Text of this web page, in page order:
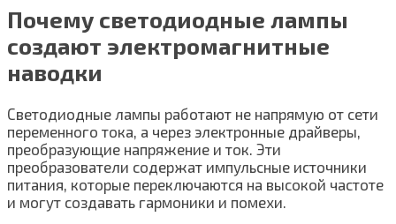
Почему светодиодные лампы
создают электромагнитные
наводки
Светодиодные лампы работают не напрямую от сети
переменного тока, а через электронные драйверы,
преобразующие напряжение и ток. Эти
преобразователи содержат импульсные источники
питания, которые переключаются на высокой частоте
и могут создавать гармоники и помехи.